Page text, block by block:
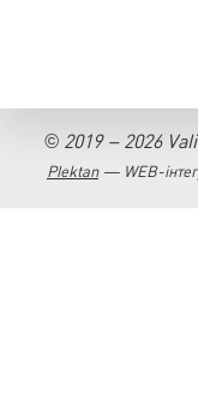
© 2019 – 2026
Plektan— WEB-